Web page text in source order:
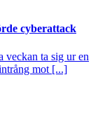
cyberattack
veckan ta sig ur en
mot [...]